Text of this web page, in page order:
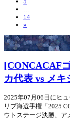
14
»
[CONCACAF
カ代表 vs メキ
2025年07月06日にヒ
リブ海選手権「2025
ウトステージ決勝、